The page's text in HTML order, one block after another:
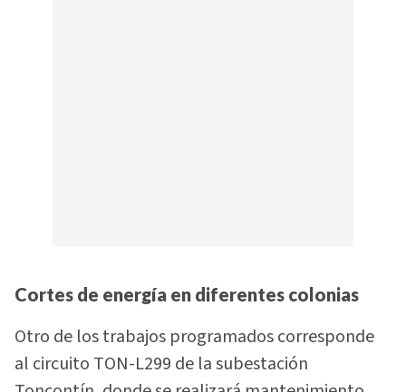
Cortes de energía en diferentes colonias
Otro de los trabajos programados corresponde
al circuito TON-L299 de la subestación